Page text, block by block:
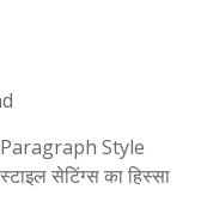
Style
सेटिंग्स का हिस्सा